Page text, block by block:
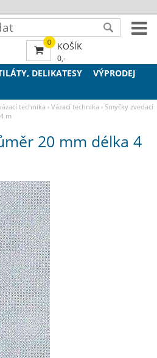
DELIKATESY
VÝPRODEJ
technika ›Vázací technika ›Smyčky zvedací
m
20 mm délka 4
0 KOŠÍK
0,-